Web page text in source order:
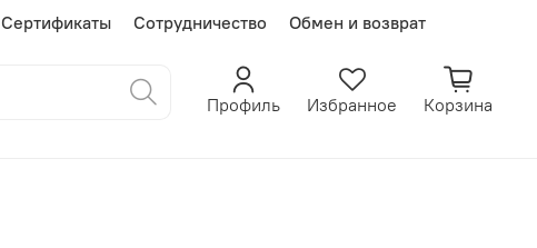
Сертификаты Сотрудничество Обмен и возврат
Профиль Избранное Корзина